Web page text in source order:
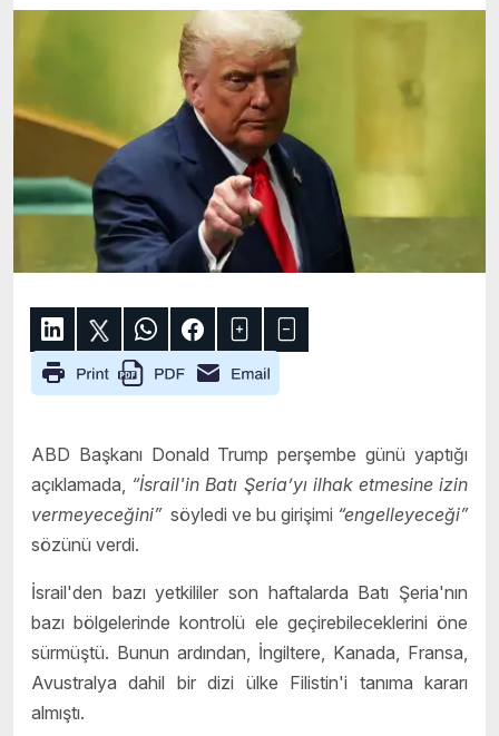
ABD Başkanı Donald Trump perşembe günü yaptığı
açıklamada, “İsrail'in Batı Şeria’yı ilhak etmesine izin
vermeyeceğini” söyledi ve bu girişimi “engelleyeceği”
sözünü verdi.
İsrail'den bazı yetkililer son haftalarda Batı Şeria'nın
bazı bölgelerinde kontrolü ele geçirebileceklerini öne
sürmüştü. Bunun ardından, İngiltere, Kanada, Fransa,
Avustralya dahil bir dizi ülke Filistin'i tanıma kararı
almıştı.